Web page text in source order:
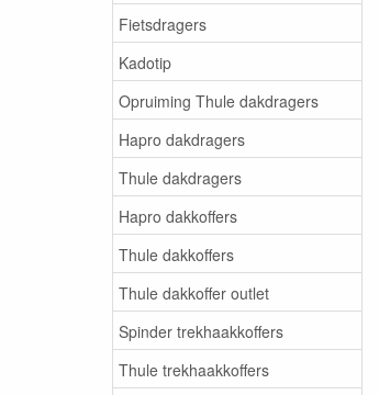
Fietsdragers
Kadotip
Opruiming Thule dakdragers
Hapro dakdragers
Thule dakdragers
Hapro dakkoffers
Thule dakkoffers
Thule dakkoffer outlet
Spinder trekhaakkoffers
Thule trekhaakkoffers